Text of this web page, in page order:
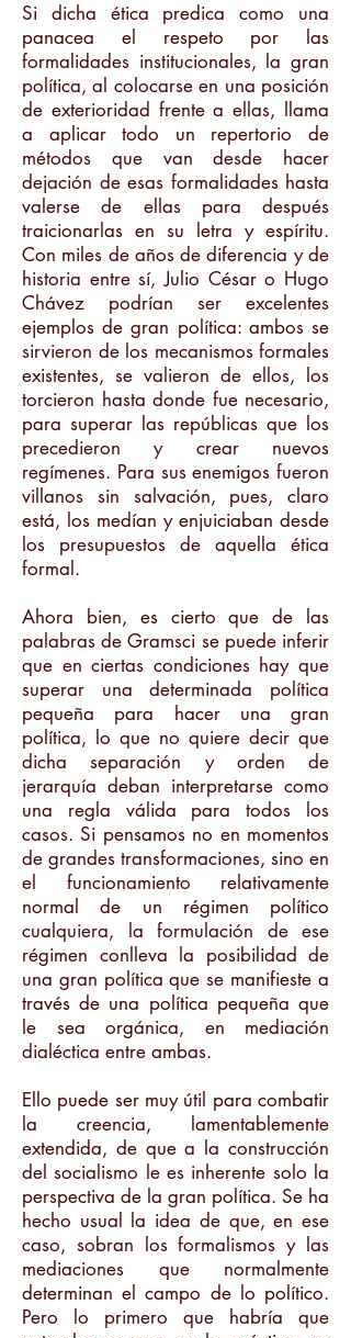
Si dicha ética predica como una
panacea el respeto por las
formalidades institucionales, la gran
política, al colocarse en una posición
de exterioridad frente a ellas, llama
a aplicar todo un repertorio de
métodos que van desde hacer
dejación de esas formalidades hasta
valerse de ellas para después
traicionarlas en su letra y espíritu.
Con miles de años de diferencia y de
historia entre sí, Julio César o Hugo
Chávez podrían ser excelentes
ejemplos de gran política: ambos se
sirvieron de los mecanismos formales
existentes, se valieron de ellos, los
torcieron hasta donde fue necesario,
para superar las repúblicas que los
precedieron y crear nuevos
regímenes. Para sus enemigos fueron
villanos sin salvación, pues, claro
está, los medían y enjuiciaban desde
los presupuestos de aquella ética
formal.
Ahora bien, es cierto que de las
palabras de Gramsci se puede inferir
que en ciertas condiciones hay que
superar una determinada política
pequeña para hacer una gran
política, lo que no quiere decir que
dicha separación y orden de
jerarquía deban interpretarse como
una regla válida para todos los
casos. Si pensamos no en momentos
de grandes transformaciones, sino en
el funcionamiento relativamente
normal de un régimen político
cualquiera, la formulación de ese
régimen conlleva la posibilidad de
una gran política que se manifieste a
través de una política pequeña que
le sea orgánica, en mediación
dialéctica entre ambas.
Ello puede ser muy útil para combatir
la creencia, lamentablemente
extendida, de que a la construcción
del socialismo le es inherente solo la
perspectiva de la gran política. Se ha
hecho usual la idea de que, en ese
caso, sobran los formalismos y las
mediaciones que normalmente
determinan el campo de lo político.
Pero lo primero que habría que